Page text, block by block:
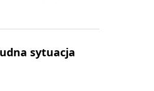
sytuacja